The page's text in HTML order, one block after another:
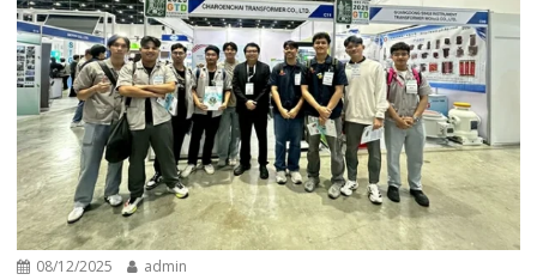
08/12/2025 admin